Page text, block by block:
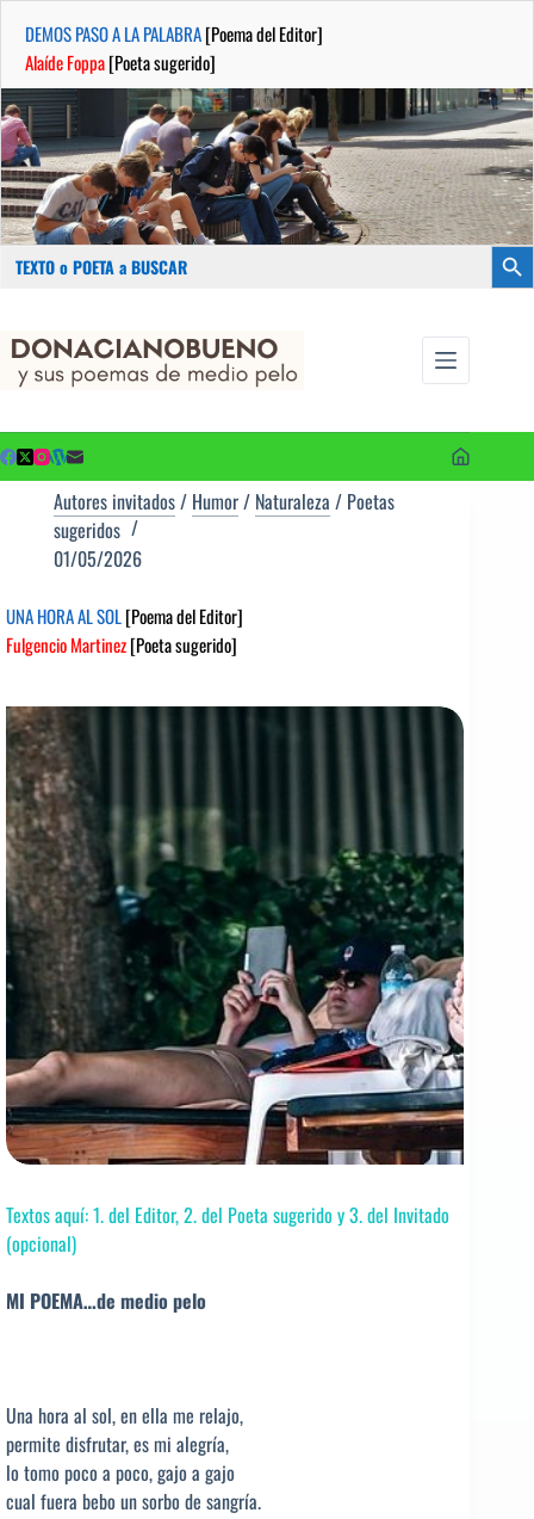
DEMOS PASO A LA PALABRA[Poema del Editor]
Alaíde Foppa[Poeta sugerido]
Buscar:
contenido
Autores invitados/ Humor/ Naturaleza / Poetas
sugeridos
01/05/2026
UNA HORA AL SOL[Poema del Editor]
Fulgencio Martinez[Poeta sugerido]
Textos aquí: 1. del Editor, 2. del Poeta sugerido y 3. del Invitado
(opcional)
MI POEMA…de medio pelo
Una hora al sol, en ella me relajo,
permite disfrutar, es mi alegría,
lo tomo poco a poco, gajo a gajo
cual fuera bebo un sorbo de sangría.